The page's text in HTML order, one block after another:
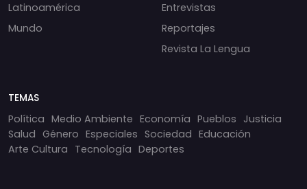
Latinoamérica
Mundo
Entrevistas
Reportajes
Revista La Lengua
TEMAS
Política Medio Ambiente Economía Pueblos Justicia
Salud Género Especiales Sociedad Educación
Arte Cultura Tecnología Deportes